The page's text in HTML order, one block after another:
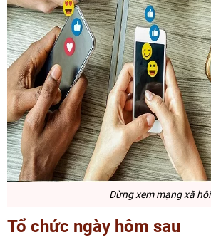
Dừng xem mạng xã hội
Tổ chức ngày hôm sau